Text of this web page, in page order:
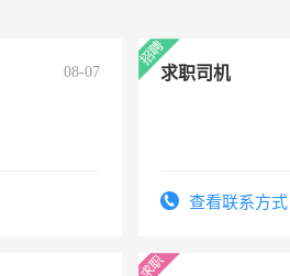
08-07 求职司机
查看联系方式